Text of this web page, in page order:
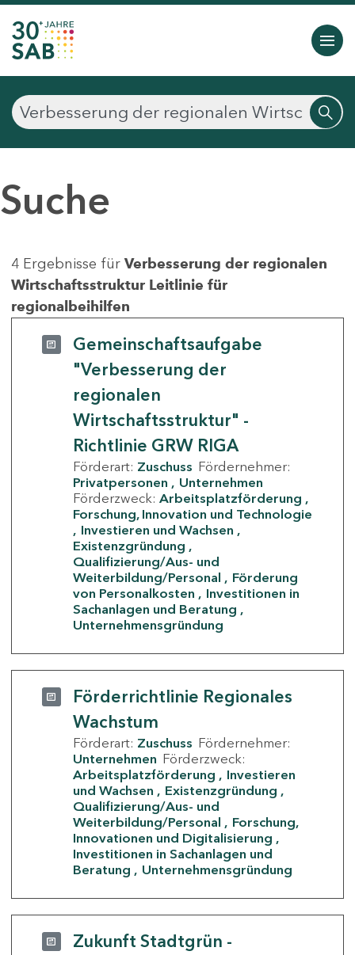
Suche
4 Ergebnisse für Verbesserung der regionalen
Wirtschaftsstruktur Leitlinie für
regionalbeihilfen
Gemeinschaftsaufgabe
"Verbesserung der
regionalen
Wirtschaftsstruktur" -
Richtlinie GRW RIGA
Förderart: Zuschuss Fördernehmer:
Privatpersonen
Unternehmen
Förderzweck: Arbeitsplatzförderung
Forschung, Innovation und Technologie
Investieren und Wachsen
Existenzgründung
Qualifizierung/Aus- und
Weiterbildung/Personal
Förderung
von Personalkosten
Investitionen in
Sachanlagen und Beratung
Unternehmensgründung
Förderrichtlinie Regionales
Wachstum
Förderart: Zuschuss Fördernehmer:
Unternehmen Förderzweck:
Arbeitsplatzförderung
Investieren
und Wachsen
Existenzgründung
Qualifizierung/Aus- und
Weiterbildung/Personal
Forschung,
Innovationen und Digitalisierung
Investitionen in Sachanlagen und
Beratung
Unternehmensgründung
Zukunft Stadtgrün -